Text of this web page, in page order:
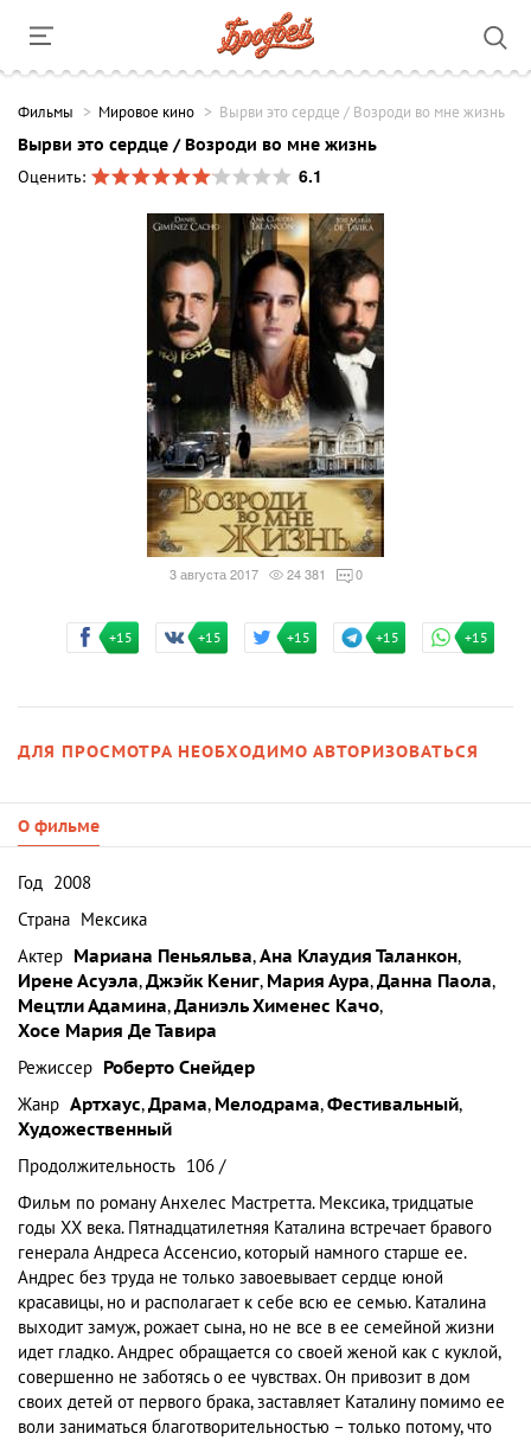
Фильмы Мировое кино Вырви это сердце / Возроди во мне жизнь
Вырви это сердце / Возроди во мне жизнь
Оценить:
6.1
3 августа 2017 24 381 0
+15 +15 +15 +15 +15
ДЛЯ ПРОСМОТРА НЕОБХОДИМО АВТОРИЗОВАТЬСЯ
О фильме
Год 2008
Страна Мексика
Актер Мариана Пеньяльва,Ана Клаудия Таланкон,
Ирене Асуэла,Джэйк Кениг, Мария Аура,Данна Паола,
Мецтли Адамина,Даниэль Хименес Качо,
Хосе Мария Де Тавира
Режиссер Роберто Снейдер
Жанр Артхаус,Драма, Мелодрама,Фестивальный,
Художественный
Продолжительность 106 /
Фильм по роману Анхелес Мастретта. Мексика, тридцатые
годы XX века. Пятнадцатилетняя Каталина встречает бравого
генерала Андреса Ассенсио, который намного старше ее.
Андрес без труда не только завоевывает сердце юной
красавицы, но и располагает к себе всю ее семью. Каталина
выходит замуж, рожает сына, но не все в ее семейной жизни
идет гладко. Андрес обращается со своей женой как с куклой,
совершенно не заботясь о ее чувствах. Он привозит в дом
своих детей от первого брака, заставляет Каталину помимо ее
воли заниматься благотворительностью – только потому, что